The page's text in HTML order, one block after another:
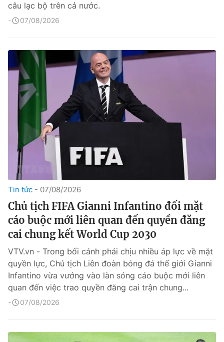
câu lạc bộ trên cả nước.
07/08/2026
Tin tức 07/08/2026
Chủ tịch FIFA Gianni Infantino đối mặt
cáo buộc mới liên quan đến quyền đăng
cai chung kết World Cup 2030
VTV.vn - Trong bối cảnh phải chịu nhiều áp lực về mặt
quyền lực, Chủ tịch Liên đoàn bóng đá thế giới Gianni
Infantino vừa vướng vào làn sóng cáo buộc mới liên
quan đến việc trao quyền đăng cai trận chung...
07/08/2026